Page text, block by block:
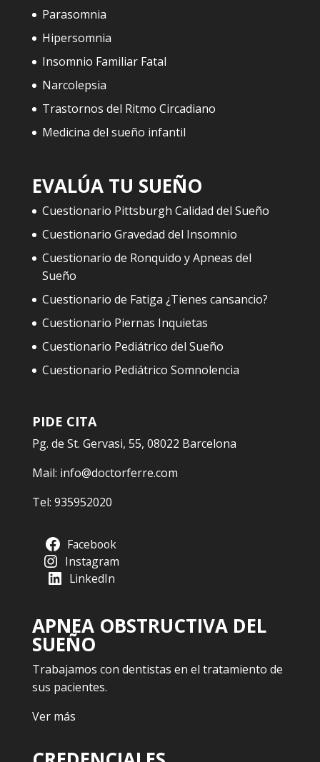
Parasomnia
Hipersomnia
Insomnio Familiar Fatal
Narcolepsia
Trastornos del Ritmo Circadiano
Medicina del sueño infantil
EVALÚA TU SUEÑO
Cuestionario Pittsburgh Calidad del Sueño
Cuestionario Gravedad del Insomnio
Cuestionario de Ronquido y Apneas del
Sueño
Cuestionario de Fatiga ¿Tienes cansancio?
Cuestionario Piernas Inquietas
Cuestionario Pediátrico del Sueño
Cuestionario Pediátrico Somnolencia
PIDE CITA
Pg. de St. Gervasi, 55, 08022 Barcelona
Mail: info@doctorferre.com
Tel: 935952020
Facebook
Instagram
LinkedIn
APNEA OBSTRUCTIVA DEL
SUEÑO
Trabajamos con dentistas en el tratamiento de
sus pacientes.
Ver más